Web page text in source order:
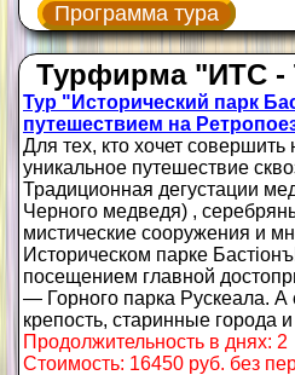
Программа тура
Турфирма "ИТС -
Тур "Исторический парк
путешествием на
Для тех, кто хочет
уникальное путешествие
Традиционная дегустации
Черного медведя) ,
мистические сооружения и
Историческом парке
посещением главной
— Горного парка Рускеала.
крепость, старинные города
Продолжительность в днях: 2
Стоимость: 16450 руб. без